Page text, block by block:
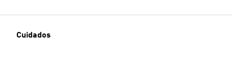
Cuidados